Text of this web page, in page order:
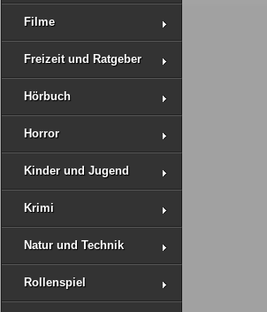
Filme
Freizeit und Ratgeber
Hörbuch
Horror
Kinder und Jugend
Krimi
Natur und Technik
Rollenspiel